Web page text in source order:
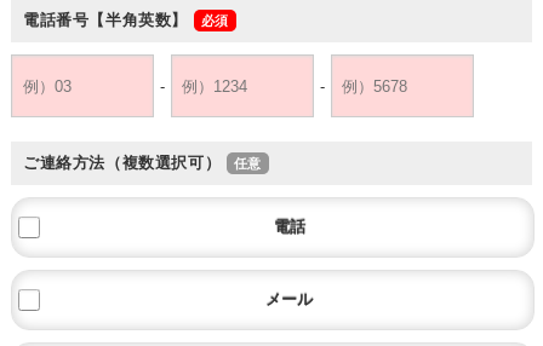
電話番号 【半角英数】
- -
ご連絡方法（複数選択可）
電話
メール